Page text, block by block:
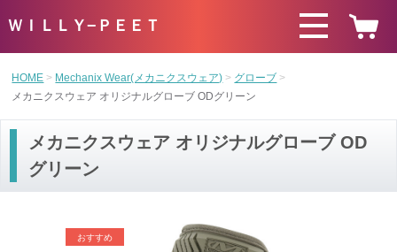
ＷＩＬＬＹ−ＰＥＥＴ
HOME Mechanix Wear(メカニクスウェア)
グローブ
メカニクスウェア オリジナルグローブ ODグリーン
メカニクスウェア オリジナルグローブ OD
グリーン